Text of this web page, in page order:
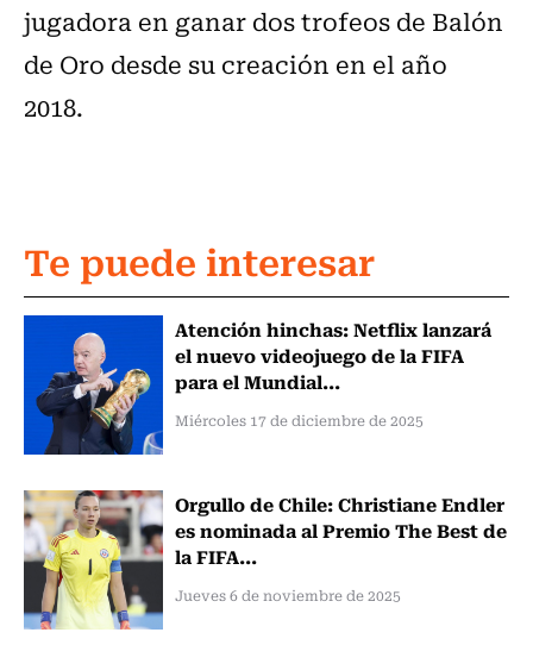
jugadora en ganar dos trofeos de Balón
de Oro desde su creación en el año
2018.
Te puede interesar
Atención hinchas: Netflix lanzará
el nuevo videojuego de la FIFA
para el Mundial...
Miércoles 17 de diciembre de 2025
Orgullo de Chile: Christiane Endler
es nominada al Premio The Best de
la FIFA...
Jueves 6 de noviembre de 2025